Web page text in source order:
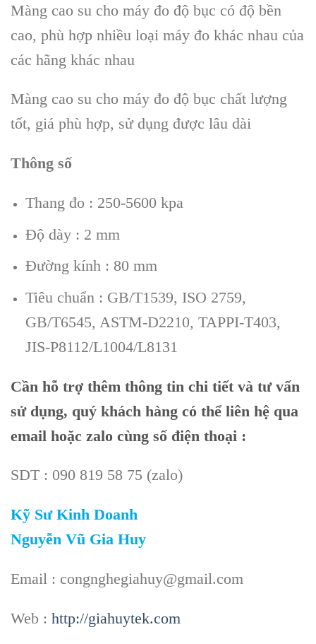
Màng cao su cho máy đo độ bục có độ bền
cao, phù hợp nhiều loại máy đo khác nhau của
các hãng khác nhau
Màng cao su cho máy đo độ bục chất lượng
tốt, giá phù hợp, sử dụng được lâu dài
Thông số
Thang đo : 250-5600 kpa
Độ dày : 2 mm
Đường kính : 80 mm
Tiêu chuẩn : GB/T1539, ISO 2759,
GB/T6545, ASTM-D2210, TAPPI-T403,
JIS-P8112/L1004/L8131
Cần hỗ trợ thêm thông tin chi tiết và tư vấn
sử dụng, quý khách hàng có thể liên hệ qua
email hoặc zalo cùng số điện thoại :
SDT : 090 819 58 75 (zalo)
Kỹ Sư Kinh Doanh
Nguyễn Vũ Gia Huy
Email : congnghegiahuy@gmail.com
Web : http://giahuytek.com